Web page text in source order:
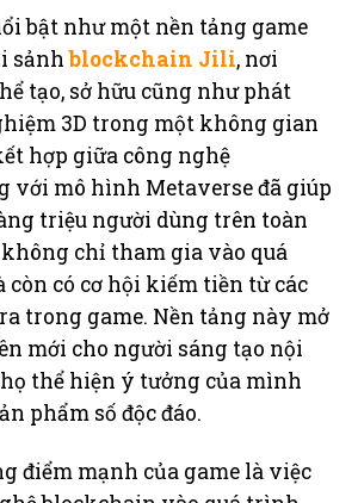
bật như một nền tảng game
sảnhblockchain Jili, nơi
tạo, sở hữu cũng như phát
3D trong một không gian
hợp giữa công nghệ
với mô hình Metaverse đã giúp
triệu người dùng trên toàn
chỉ tham gia vào quá
có cơ hội kiếm tiền từ các
trong game. Nền tảng này mở
mới cho người sáng tạo nội
thể hiện ý tưởng của mình
phẩm số độc đáo.
điểm mạnh của game là việc